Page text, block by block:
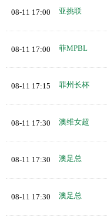
08-11 17:00 亚挑联
08-11 17:00 菲MPBL
08-11 17:15 菲州长杯
08-11 17:30 澳维女超
08-11 17:30 澳足总
08-11 17:30 澳足总